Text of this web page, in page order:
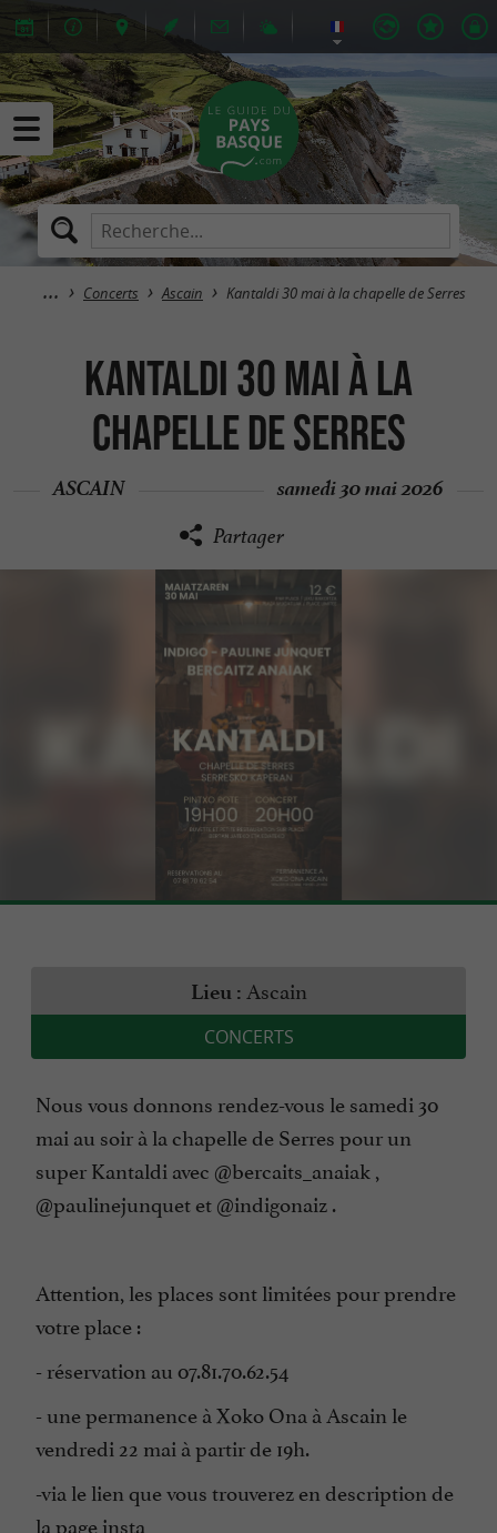
Concerts Ascain Kantaldi 30 mai à la chapelle de Serres
Kantaldi 30 mai à la
chapelle de Serres
ASCAIN samedi 30 mai 2026
Partager
Lieu : Ascain
CONCERTS
Nous vous donnons rendez-vous le samedi 30
mai au soir à la chapelle de Serres pour un
super Kantaldi avec @bercaits_anaiak ,
@paulinejunquet et @indigonaiz .
Attention, les places sont limitées pour prendre
votre place :
- réservation au 07.81.70.62.54
- une permanence à Xoko Ona à Ascain le
vendredi 22 mai à partir de 19h.
-via le lien que vous trouverez en description de
la page insta